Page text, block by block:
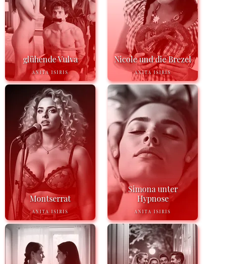
glühende Vulva
ANITA ISIRIS
Nicole und die Brezel
ANITA ISIRIS
Montserrat
ANITA ISIRIS
Simona unter
Hypnose
ANITA ISIRIS